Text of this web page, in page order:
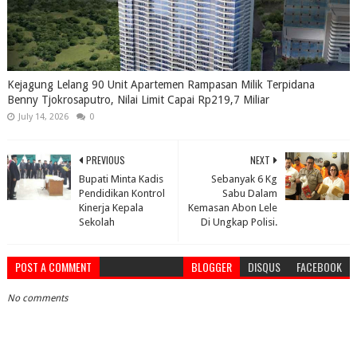
Kejagung Lelang 90 Unit Apartemen Rampasan Milik Terpidana
Benny Tjokrosaputro, Nilai Limit Capai Rp219,7 Miliar
July 14, 2026 0
NEXT
Sebanyak 6 Kg
Sabu Dalam
Kemasan Abon Lele
Di Ungkap Polisi.
PREVIOUS
Bupati Minta Kadis
Pendidikan Kontrol
Kinerja Kepala
Sekolah
POST A COMMENT BLOGGER DISQUS FACEBOOK
No comments